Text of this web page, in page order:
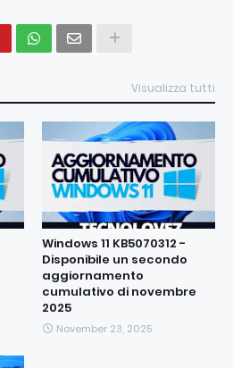
Visualizza tutti
Windows 11 KB5070312 -
Disponibile un secondo
aggiornamento
cumulativo di novembre
2025
November 23, 2025